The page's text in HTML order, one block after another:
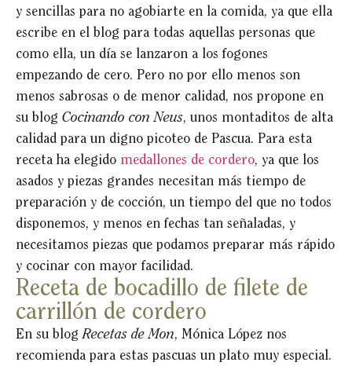
y sencillas para no agobiarte en la comida, ya que ella
escribe en el blog para todas aquellas personas que
como ella, un día se lanzaron a los fogones
empezando de cero. Pero no por ello menos son
menos sabrosas o de menor calidad, nos propone en
su blog Cocinando con Neus, unos montaditos de alta
calidad para un digno picoteo de Pascua. Para esta
receta ha elegido medallones de cordero, ya que los
asados y piezas grandes necesitan más tiempo de
preparación y de cocción, un tiempo del que no todos
disponemos, y menos en fechas tan señaladas, y
necesitamos piezas que podamos preparar más rápido
y cocinar con mayor facilidad.
Receta de bocadillo de filete de
carrillón de cordero
En su blogRecetas de Mon, Mónica López nos
recomienda para estas pascuas un plato muy especial.